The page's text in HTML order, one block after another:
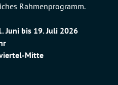
Rahmenprogramm.
Juni bis 19. Juli 2026
Mitte